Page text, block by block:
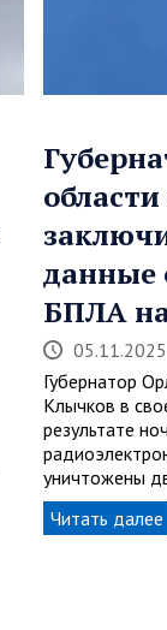
данные
БПЛА
Губернатор
Клычков в
результате
уничтожены
Читать далее